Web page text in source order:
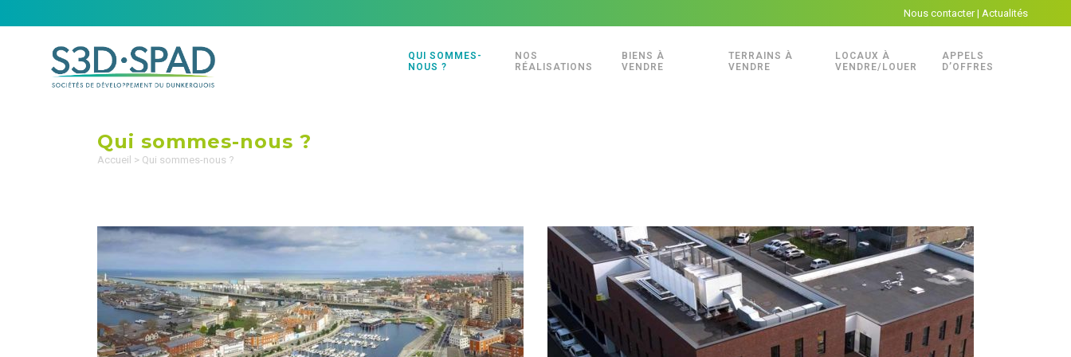
Nous contacter|Actualités
QUI SOMMES-
NOUS ?
NOS
RÉALISATIONS
BIENS À
VENDRE
TERRAINS À
VENDRE
LOCAUX À
VENDRE/LOUER
APPELS
D’OFFRES
Qui sommes-nous ?
Accueil > Qui sommes-nous ?